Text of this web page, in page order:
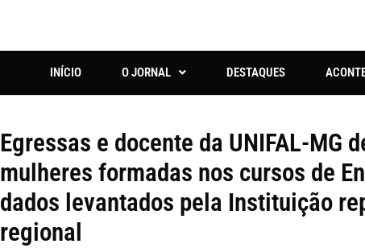
INÍCIO O JORNAL DESTAQUES
Egressas e docente da UNIFAL-MG
mulheres formadas nos cursos de
dados levantados pela Instituição
regional